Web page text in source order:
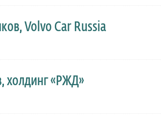
Volvo Car Russia
холдинг «РЖД»